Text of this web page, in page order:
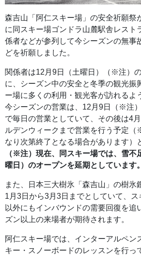
森吉山「阿仁スキー場」の安全祈願祭
に同スキー場ゴンドラ山麓駅舎レスト
係者などが参列して今シーズンの無事
どを祈願しました。
関係者は12月9日（土曜日）（※注）
に、シーズン中の安全と冬季の観光振
ー場に多くの利用・観光客が訪れるよ
今シーズンの営業は、12月9日（※注
で毎日の営業としていて、その後は4
ルデンウィークまで営業を行う予定（
なり次第終了となる場合があります）
（※注）現在、同スキー場では、雪不
曜日）のオープンを延期としています。
また、日本三大樹氷「森吉山」の樹氷
1月3日から3月3日までとしていて、ス
以外にもインバウンドの需要回復を追
ズン以上の来場者が期待されます。
阿仁スキー場では、インターアルペン
キー・スノーボードのレッスンを行っ